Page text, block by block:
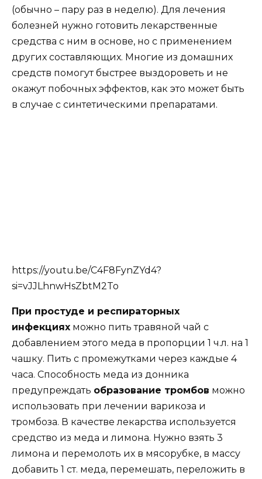
(обычно – пару раз в неделю). Для лечения
болезней нужно готовить лекарственные
средства с ним в основе, но с применением
других составляющих. Многие из домашних
средств помогут быстрее выздороветь и не
окажут побочных эффектов, как это может быть
в случае с синтетическими препаратами.
https://youtu.be/C4F8FynZYd4?
si=vJJLhnwHsZbtM2To
При простуде и респираторных
инфекциях можно пить травяной чай с
добавлением этого меда в пропорции 1 ч.л. на 1
чашку. Пить с промежутками через каждые 4
часа. Способность меда из донника
предупреждать образование тромбов можно
использовать при лечении варикоза и
тромбоза. В качестве лекарства используется
средство из меда и лимона. Нужно взять 3
лимона и перемолоть их в мясорубке, в массу
добавить 1 ст. меда, перемешать, переложить в